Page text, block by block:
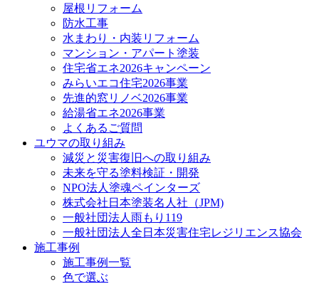
屋根リフォーム
防水工事
水まわり・内装リフォーム
マンション・アパート塗装
住宅省エネ2026キャンペーン
みらいエコ住宅2026事業
先進的窓リノベ2026事業
給湯省エネ2026事業
よくあるご質問
ユウマの取り組み
減災と災害復旧への取り組み
未来を守る塗料検証・開発
NPO法人塗魂ペインターズ
株式会社日本塗装名人社（JPM)
一般社団法人雨もり119
一般社団法人全日本災害住宅レジリエンス協会
施工事例
施工事例一覧
色で選ぶ